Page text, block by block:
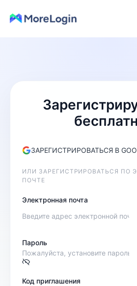
ЗАРЕГИСТРИРОВАТЬСЯ В
ИЛИ ЗАРЕГИСТРИРОВАТЬСЯ ПО
ПОЧТЕ
Электронная почта
Пароль
Код приглашения